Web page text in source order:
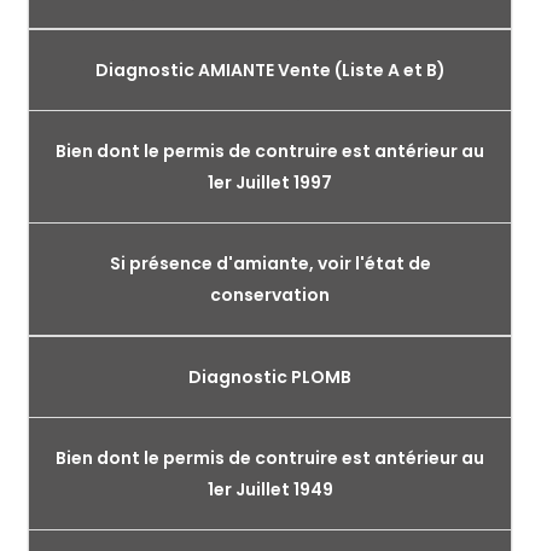
Diagnostic AMIANTE Vente (Liste A et B)
Bien dont le permis de contruire est antérieur au
1er Juillet 1997
Si présence d'amiante, voir l'état de
conservation
Diagnostic PLOMB
Bien dont le permis de contruire est antérieur au
1er Juillet 1949